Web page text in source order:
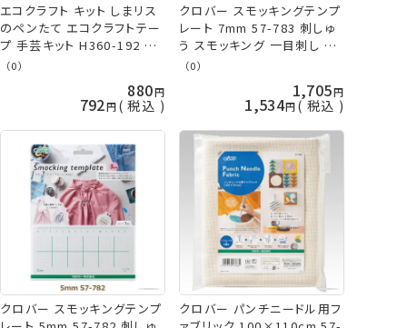
エコクラフト キット しまリス
のペンたて エコクラフトテー
プ 手芸キット H360-192 ハ
マナカ ネコポス可 夏休み 工
（0）
880
792 税込
クロバー スモッキングテンプ
レート 7mm 57-783 刺しゅ
う スモッキング 一目刺し ネ
コポス可 clv 手芸の山久
（0）
1,705
1,534 税込
クロバー スモッキングテンプ
クロバー パンチニードル用フ